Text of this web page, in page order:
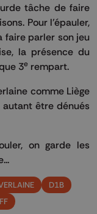
tâche de faire
Pour l’épauler,
faire parler son jeu
la présence du
3e rempart.
comme Liège
être dénués
on garde les
D1B